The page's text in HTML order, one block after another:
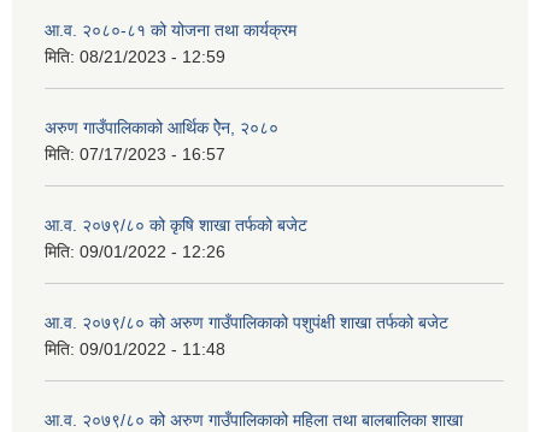
आ.व. २०८०-८१ को योजना तथा कार्यक्रम
मिति: 08/21/2023 - 12:59
अरुण गाउँपालिकाको आर्थिक ऐेन, २०८०
मिति: 07/17/2023 - 16:57
आ.व. २०७९/८० को कृषि शाखा तर्फको बजेट
मिति: 09/01/2022 - 12:26
आ.व. २०७९/८० को अरुण गाउँपालिकाको पशुपंक्षी शाखा तर्फको बजेट
मिति: 09/01/2022 - 11:48
आ.व. २०७९/८० को अरुण गाउँपालिकाको महिला तथा बालबालिका शाखा